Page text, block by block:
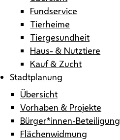
Fundservice
Tierheime
Tiergesundheit
Haus- & Nutztiere
Kauf & Zucht
Stadtplanung
Übersicht
Vorhaben & Projekte
Bürger*innen-Beteiligung
Flächenwidmung